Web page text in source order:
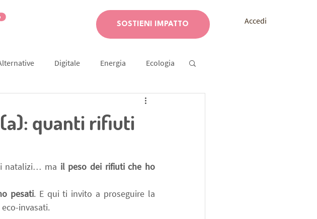
SOSTIENI IMPATTO Accedi
Digitale Energia Ecologia
quanti rifiuti
natalizi… ma il peso dei rifiuti che ho
pesati. E qui ti invito a proseguire la
invasati.